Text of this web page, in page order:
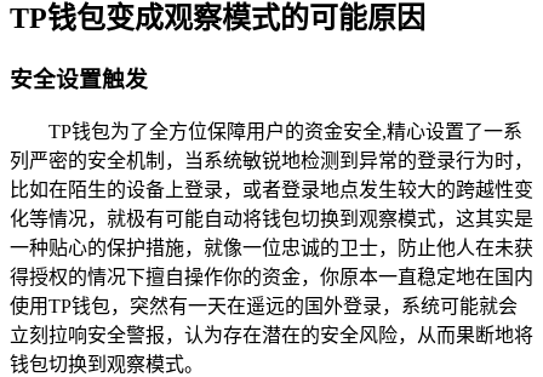
TP钱包变成观察模式的可能原因
安全设置触发
TP钱包为了全方位保障用户的资金安全,精心设置了一系
列严密的安全机制，当系统敏锐地检测到异常的登录行为时，
比如在陌生的设备上登录，或者登录地点发生较大的跨越性变
化等情况，就极有可能自动将钱包切换到观察模式，这其实是
一种贴心的保护措施，就像一位忠诚的卫士，防止他人在未获
得授权的情况下擅自操作你的资金，你原本一直稳定地在国内
使用TP钱包，突然有一天在遥远的国外登录，系统可能就会
立刻拉响安全警报，认为存在潜在的安全风险，从而果断地将
钱包切换到观察模式。